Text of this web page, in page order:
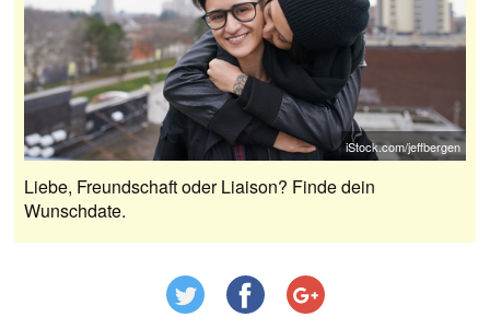
iStock.com/jeffbergen
Liebe, Freundschaft oder Liaison? Finde dein
Wunschdate.